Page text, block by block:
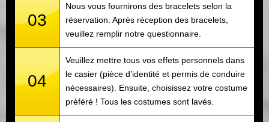
03
Nous vous fournirons des bracelets selon la
réservation. Après réception des bracelets,
veuillez remplir notre questionnaire.
04
Veuillez mettre tous vos effets personnels dans
le casier (pièce d’identité et permis de conduire
nécessaires). Ensuite, choisissez votre costume
préféré ! Tous les costumes sont lavés.